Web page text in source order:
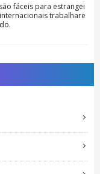
fáceis para estrangei
trabalhare